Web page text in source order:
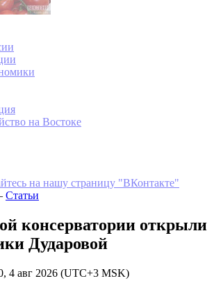
на Востоке
на нашу страницу "ВКонтакте"
Статьи
консерватории открыли
Дударовой
4 авг 2026 (UTC+3 MSK)